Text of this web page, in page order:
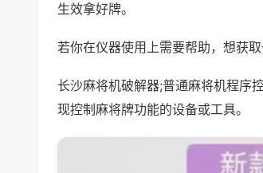
生效拿好牌。
若你在仪器使用上需要帮助，想获
长沙麻将机破解器;普通麻将机程序
现控制麻将牌功能的设备或工具。